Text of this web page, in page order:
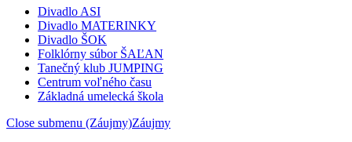
Divadlo ASI
Divadlo MATERINKY
Divadlo ŠOK
Folklórny súbor ŠAĽAN
Tanečný klub JUMPING
Centrum voľného času
Základná umelecká škola
Close submenu (Záujmy)Záujmy